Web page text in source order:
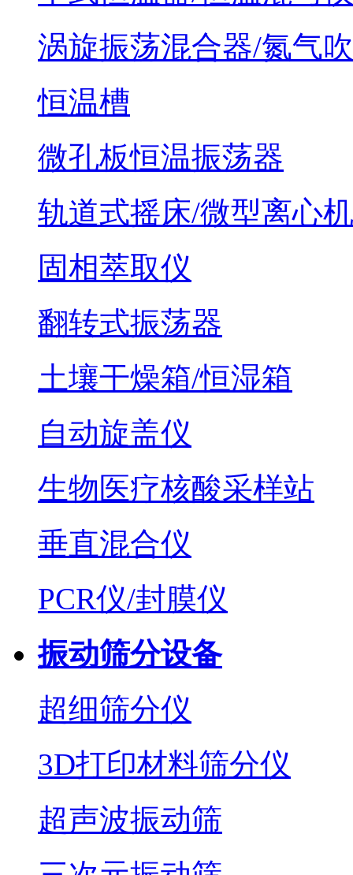
涡旋振荡混合器/氮气
恒温槽
微孔板恒温振荡器
轨道式摇床/微型离心机
固相萃取仪
翻转式振荡器
土壤干燥箱/恒湿箱
自动旋盖仪
生物医疗核酸采样站
垂直混合仪
PCR仪/封膜仪
振动筛分设备
超细筛分仪
3D打印材料筛分仪
超声波振动筛